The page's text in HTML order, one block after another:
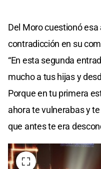
Del Moro cuestionó
contradicción en su
“En esta segunda
mucho a tus hijas y
Porque en tu primera
ahora te vulnerabas y
que antes te era